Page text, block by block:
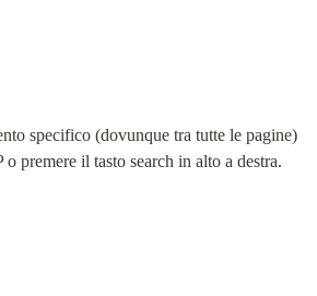
specifico (dovunque tra tutte le pagine)
premere il tasto search in alto a destra.